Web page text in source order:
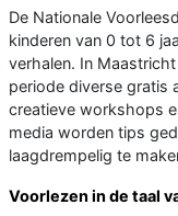
De Nationale
kinderen van 0 tot 6
verhalen. In
periode diverse gratis
creatieve workshops
media worden tips
laagdrempelig te
Voorlezen in de taal